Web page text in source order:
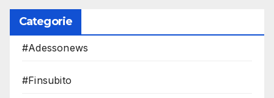
Categorie
#Adessonews
#Finsubito